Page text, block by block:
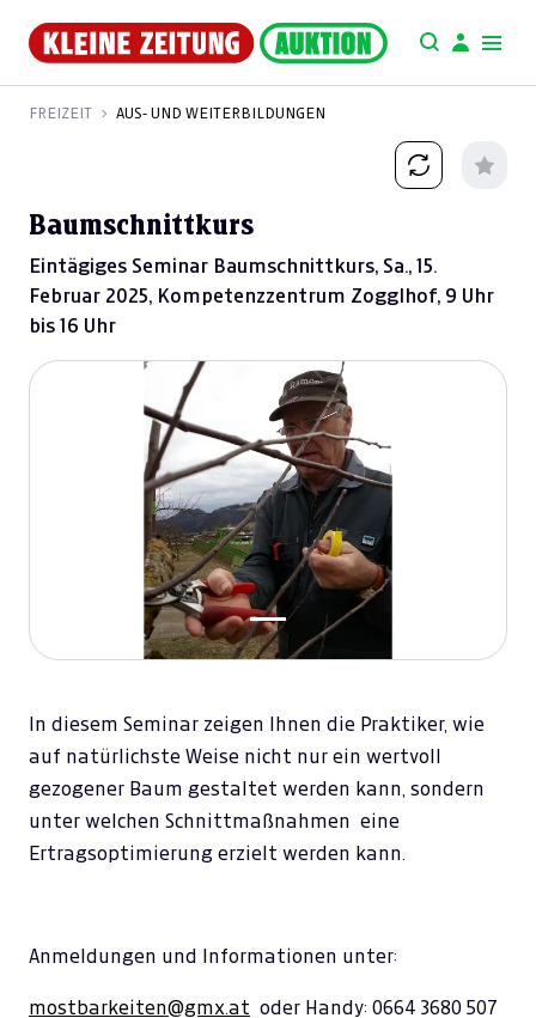
FREIZEIT AUS- UND WEITERBILDUNGEN
Baumschnittkurs
Eintägiges Seminar Baumschnittkurs, Sa., 15.
Februar 2025, Kompetenzzentrum Zogglhof, 9 Uhr
bis 16 Uhr
In diesem Seminar zeigen Ihnen die Praktiker, wie
auf natürlichste Weise nicht nur ein wertvoll
gezogener Baum gestaltet werden kann, sondern
unter welchen Schnittmaßnahmen eine
Ertragsoptimierung erzielt werden kann.
Anmeldungen und Informationen unter:
mostbarkeiten@gmx.at oder Handy: 0664 3680 507